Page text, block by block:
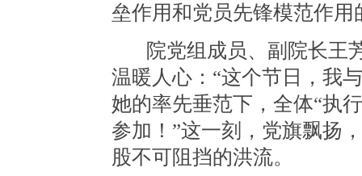
垒作用和党员先锋模范作用
院党组成员、副院长王
温暖人心： “这个节日，我
她的率先垂范下，全体“执
参加！”这一刻，党旗飘扬
股不可阻挡的洪流。